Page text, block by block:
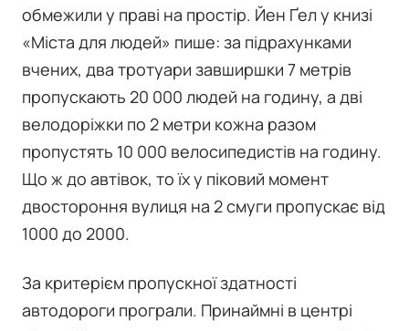
обмежили у праві на простір. Йен Ґел у книзі
«Міста для людей» пише: за підрахунками
вчених, два тротуари завширшки 7 метрів
пропускають 20 000 людей на годину, а дві
велодоріжки по 2 метри кожна разом
пропустять 10 000 велосипедистів на годину.
Що ж до автівок, то їх у піковий момент
двостороння вулиця на 2 смуги пропускає від
1000 до 2000.
За критерієм пропускної здатності
автодороги програли. Принаймні в центрі